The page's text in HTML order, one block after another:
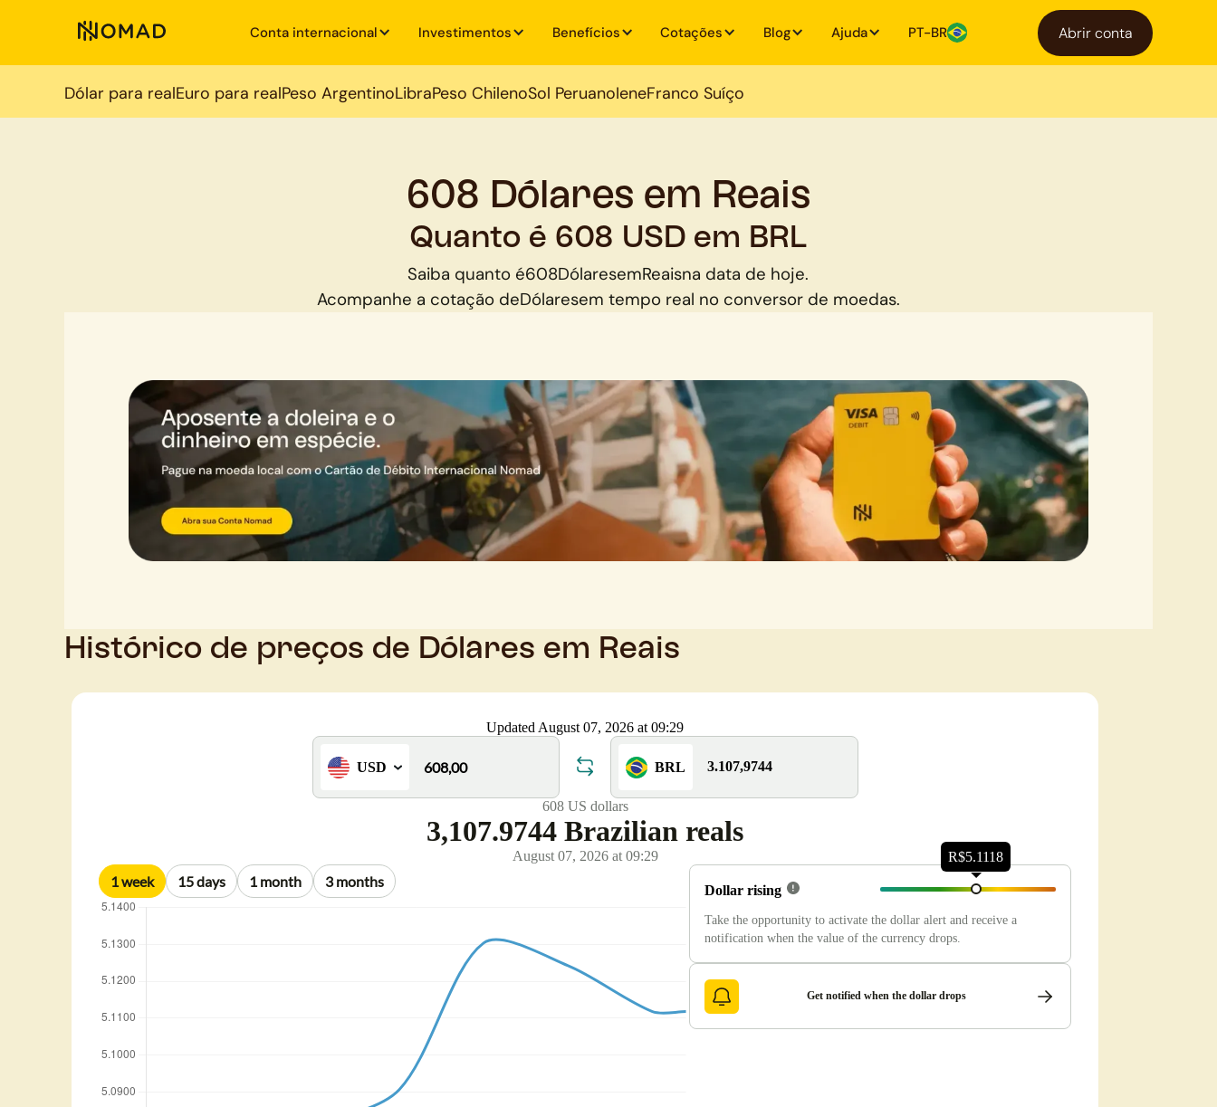
Conta internacional Investimentos Benefícios Cotações Blog Ajuda PT-BR Abrir conta
Dólar para realEuro para realPeso ArgentinoLibraPeso ChilenoSol PeruanoIeneFranco Suíço
608 Dólares em Reais
Quanto é 608 USD em BRL
Saiba quanto é608DólaresemReaisna data de hoje.
Acompanhe a cotação deDólaresem tempo real no conversor de moedas.
Histórico de preços de Dólares em Reais